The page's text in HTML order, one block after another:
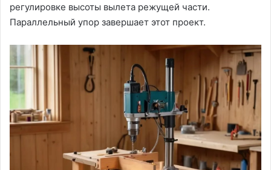
регулировке высоты вылета режущей части.
Параллельный упор завершает этот проект.